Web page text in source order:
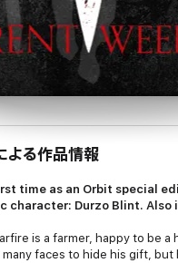
よる作品情報
time as an Orbit special
character: Durzo Blint. Also
is a farmer, happy to be
many faces to hide his gift,